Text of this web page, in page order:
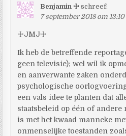
Benjamin ☩ schreef:
7 september 2018 om 13:10
☩JMJ☩
Ik heb de betreffende
geen televisie); wel wil ik
en aanverwante zaken
psychologische
een vals idee te planten dat
staatsbeleid op één of
is met het kwaad manneke
onmenselijke toestanden